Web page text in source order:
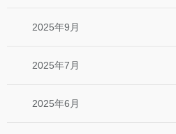
2025年9月
2025年7月
2025年6月